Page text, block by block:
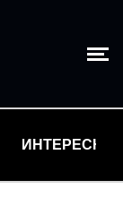
ИНТЕРЕСНОЕ